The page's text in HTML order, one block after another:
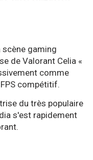
gaming
de Valorant Celia «
comme
compétitif.
du très populaire
s'est rapidement